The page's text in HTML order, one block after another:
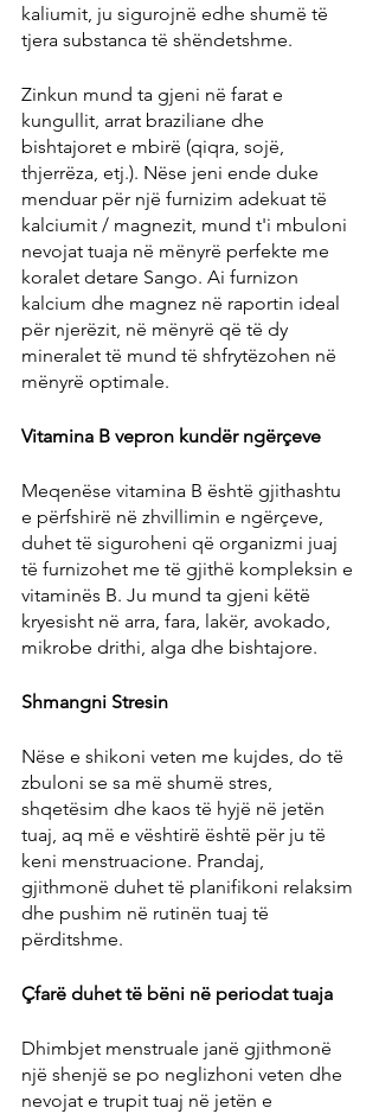
kaliumit, ju sigurojnë edhe shumë të
tjera substanca të shëndetshme.
Zinkun mund ta gjeni në farat e
kungullit, arrat braziliane dhe
bishtajoret e mbirë (qiqra, sojë,
thjerrëza, etj.). Nëse jeni ende duke
menduar për një furnizim adekuat të
kalciumit / magnezit, mund t'i mbuloni
nevojat tuaja në mënyrë perfekte me
koralet detare Sango. Ai furnizon
kalcium dhe magnez në raportin ideal
për njerëzit, në mënyrë që të dy
mineralet të mund të shfrytëzohen në
mënyrë optimale.
Vitamina B vepron kundër ngërçeve
Meqenëse vitamina B është gjithashtu
e përfshirë në zhvillimin e ngërçeve,
duhet të siguroheni që organizmi juaj
të furnizohet me të gjithë kompleksin e
vitaminës B. Ju mund ta gjeni këtë
kryesisht në arra, fara, lakër, avokado,
mikrobe drithi, alga dhe bishtajore.
Shmangni Stresin
Nëse e shikoni veten me kujdes, do të
zbuloni se sa më shumë stres,
shqetësim dhe kaos të hyjë në jetën
tuaj, aq më e vështirë është për ju të
keni menstruacione. Prandaj,
gjithmonë duhet të planifikoni relaksim
dhe pushim në rutinën tuaj të
përditshme.
Çfarë duhet të bëni në periodat tuaja
Dhimbjet menstruale janë gjithmonë
një shenjë se po neglizhoni veten dhe
nevojat e trupit tuaj në jetën e